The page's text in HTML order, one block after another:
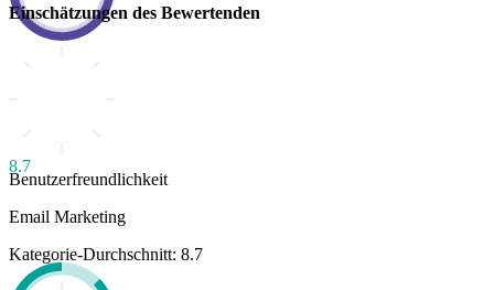
Einschätzungen des Bewertenden
8.7
Benutzerfreundlichkeit
Email Marketing
Kategorie-Durchschnitt: 8.7